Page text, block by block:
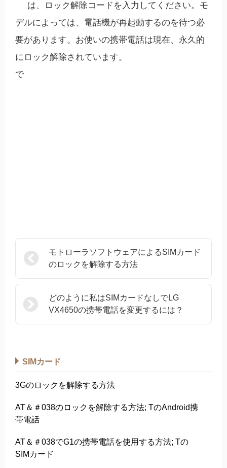
は、ロック解除コードを入力してください。モ
デルによっては、電話機が再起動するのを待つ必
要があります。お使いの携帯電話は現在、永久的
にロック解除されています。
で
モトローラソフトウェアによるSIMカード
のロックを解除する方法
どのように私はSIMカードなしでLG
VX4650の携帯電話を変更するには？
SIMカード
3Gのロックを解除する方法
AT＆＃038のロックを解除する方法; TのAndroid携
帯電話
AT＆＃038でG1の携帯電話を使用する方法; Tの
SIMカード